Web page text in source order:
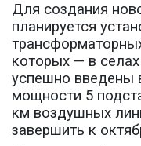
Для создания
планируется
которых — в
успешно введены
мощности 5
км воздушных
завершить к